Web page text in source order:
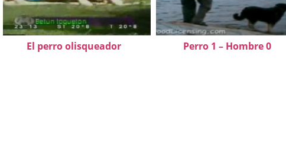
El perro olisqueador Perro 1 – Hombre 0